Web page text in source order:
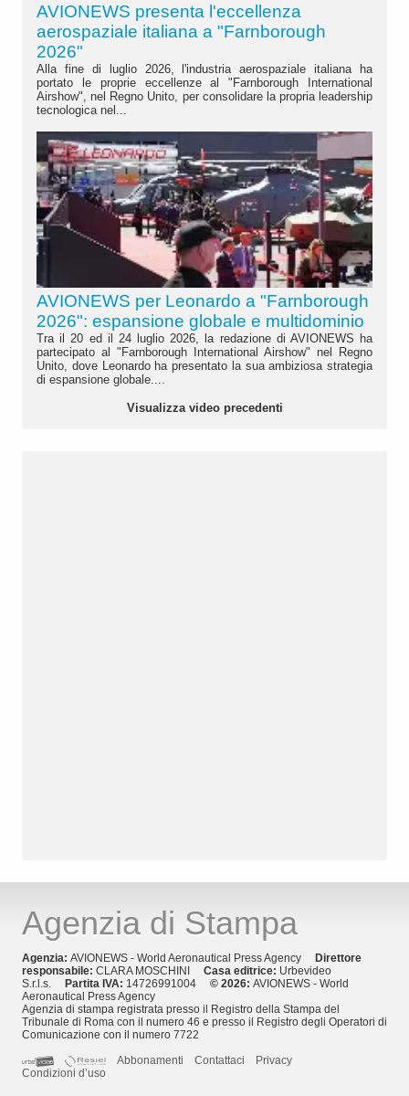
AVIONEWS presenta l'eccellenza
aerospaziale italiana a "Farnborough
2026"
Alla fine di luglio 2026, l'industria aerospaziale italiana ha
portato le proprie eccellenze al "Farnborough International
Airshow", nel Regno Unito, per consolidare la propria leadership
tecnologica nel...
AVIONEWS per Leonardo a "Farnborough
2026": espansione globale e multidominio
Tra il 20 ed il 24 luglio 2026, la redazione di AVIONEWS ha
partecipato al "Farnborough International Airshow" nel Regno
Unito, dove Leonardo ha presentato la sua ambiziosa strategia
di espansione globale....
Visualizza video precedenti
Agenzia di Stampa
Agenzia: AVIONEWS - World Aeronautical Press Agency
Direttore
responsabile: CLARA MOSCHINI Casa editrice: Urbevideo
S.r.l.s.
Partita IVA: 14726991004 © 2026: AVIONEWS - World
Aeronautical Press Agency
Agenzia di stampa registrata presso il Registro della Stampa del
Tribunale di Roma con il numero 46 e presso il Registro degli Operatori di
Comunicazione con il numero 7722
Abbonamenti
Contattaci
Privacy
Condizioni d’uso